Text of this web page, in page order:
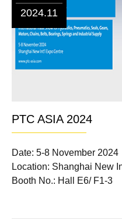
2024.11
PTC ASIA 2024
Date: 5-8 November 2024
Location: Shanghai New
Booth No.: Hall E6/ F1-3